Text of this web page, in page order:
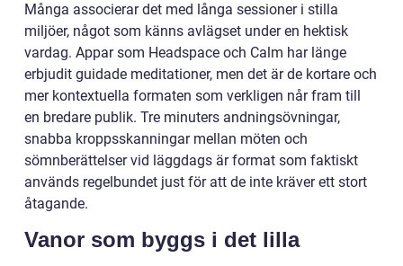
Många associerar det med långa sessioner i stilla
miljöer, något som känns avlägset under en hektisk
vardag. Appar som Headspace och Calm har länge
erbjudit guidade meditationer, men det är de kortare och
mer kontextuella formaten som verkligen når fram till
en bredare publik. Tre minuters andningsövningar,
snabba kroppsskanningar mellan möten och
sömnberättelser vid läggdags är format som faktiskt
används regelbundet just för att de inte kräver ett stort
åtagande.
Vanor som byggs i det lilla